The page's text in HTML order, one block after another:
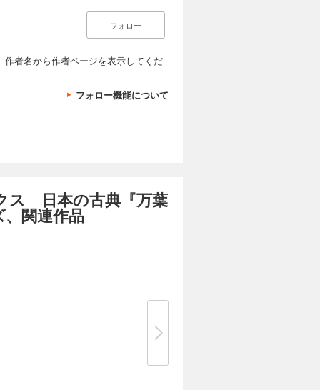
フォロー
者名から作者ページを表示してくだ
フォロー機能について
ス 日本の古典『万葉
関連作品